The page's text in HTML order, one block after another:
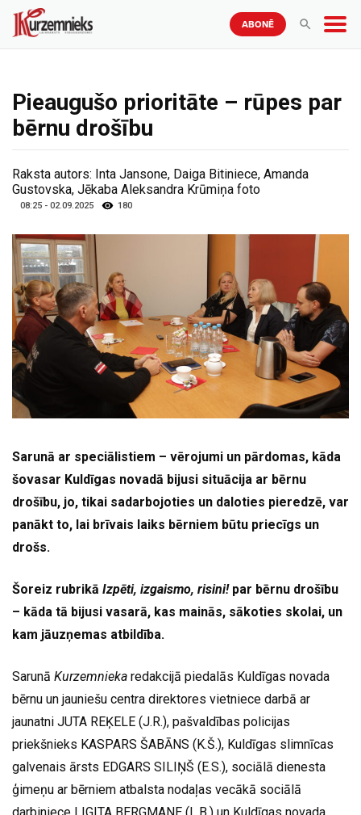
ABONĒ
Pieaugušo prioritāte – rūpes par
bērnu drošību
Raksta autors: Inta Jansone, Daiga Bitiniece, Amanda
Gustovska, Jēkaba Aleksandra Krūmiņa foto
08:25 - 02.09.2025 180
Sarunā ar speciālistiem – vērojumi un pārdomas, kāda
šovasar Kuldīgas novadā bijusi situācija ar bērnu
drošību, jo, tikai sadarbojoties un daloties pieredzē, var
panākt to, lai brīvais laiks bērniem būtu priecīgs un
drošs.
Šoreiz rubrikā Izpēti, izgaismo, risini! par bērnu drošību
– kāda tā bijusi vasarā, kas mainās, sākoties skolai, un
kam jāuzņemas atbildība.
Sarunā Kurzemnieka redakcijā piedalās Kuldīgas novada
bērnu un jauniešu centra direktores vietniece darbā ar
jaunatni JUTA REĶELE (J.R.), pašvaldības policijas
priekšnieks KASPARS ŠABĀNS (K.Š.), Kuldīgas slimnīcas
galvenais ārsts EDGARS SILIŅŠ (E.S.), sociālā dienesta
ģimeņu ar bērniem atbalsta nodaļas vecākā sociālā